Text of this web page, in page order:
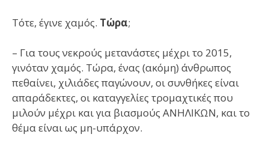
Τότε, έγινε χαμός. Τώρα;
– Για τους νεκρούς μετανάστες μέχρι το 2015,
γινόταν χαμός. Τώρα, ένας (ακόμη) άνθρωπος
πεθαίνει, χιλιάδες παγώνουν, οι συνθήκες είναι
απαράδεκτες, οι καταγγελίες τρομαχτικές που
μιλούν μέχρι και για βιασμούς ΑΝΗΛΙΚΩΝ, και το
θέμα είναι ως μη-υπάρχον.